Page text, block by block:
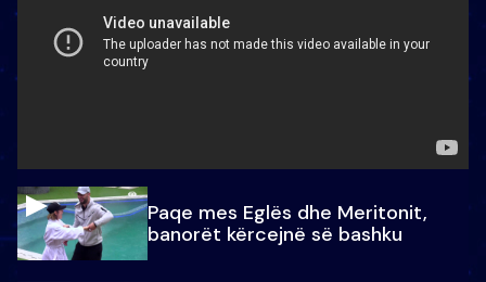
Paqe mes Eglës dhe Meritonit,
banorët kërcejnë së bashku